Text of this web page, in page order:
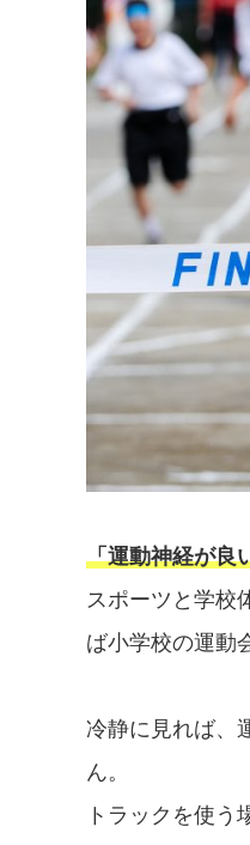
「運動神経が良
スポーツと学校
ば小学校の運動
冷静に見れば、
ん。
トラックを使